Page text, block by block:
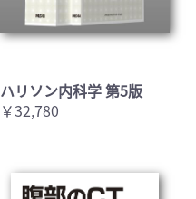
ハリソン内科学 第5版
￥32,780